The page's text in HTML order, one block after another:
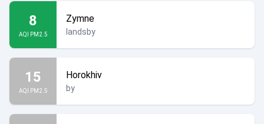
8
AQI PM2.5
Zymne
landsby
15
AQI PM2.5
Horokhiv
by